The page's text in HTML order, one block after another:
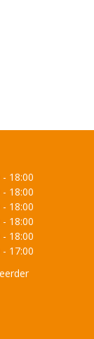
18:00
18:00
18:00
18:00
18:00
17:00